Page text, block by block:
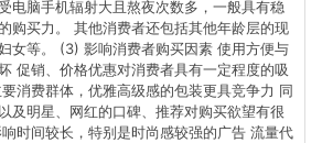
电脑手机辐射大且熬夜次数多，一般具有稳
购买力。 其他消费者还包括其他年龄层的现
女等。 (3) 影响消费者购买因素 使用方便与
促销、价格优惠对消费者具有一定程度的吸
消费群体，优雅高级感的包装更具竞争力 同
及明星、网红的口碑、推荐对购买欲望有很
时间较长，特别是时尚感较强的广告 流量代